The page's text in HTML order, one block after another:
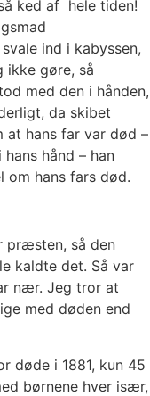
ked af hele tiden!
ind i kabyssen,
ikke gøre, så
med den i hånden,
da skibet
at hans far var død –
hånd – han
om hans fars død.
præsten, så den
kaldte det. Så var
nær. Jeg tror at
med døden end
døde i 1881, kun 45
børnene hver især,